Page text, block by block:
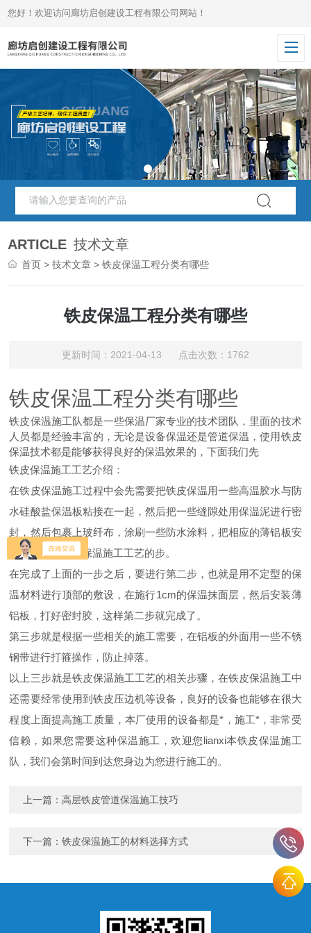
您好！欢迎访问廊坊启创建设工程有限公司网站！
ARTICLE 技术文章
首页 >技术文章 > 铁皮保温工程分类有哪些
铁皮保温工程分类有哪些
更新时间：2021-04-13 点击次数：1762
铁皮保温工程分类有哪些
铁皮保温施工队都是一些保温厂家专业的技术团队，里面的技术
人员都是经验丰富的，无论是设备保温还是管道保温，使用铁皮
保温技术都是能够获得良好的保温效果的，下面我们先
铁皮保温施工工艺介绍：
在铁皮保温施工过程中会先需要把铁皮保温用一些高温胶水与防
水硅酸盐保温板粘接在一起，然后把一些缝隙处用保温泥进行密
封，然后包裹上玻纤布，涂刷一些防水涂料，把相应的薄铝板安
装好，这是铁皮保温施工工艺的步。
在完成了上面的一步之后，要进行第二步，也就是用不定型的保
温材料进行顶部的敷设，在施行1cm的保温抹面层，然后安装薄
铝板，打好密封胶，这样第二步就完成了。
第三步就是根据一些相关的施工需要，在铝板的外面用一些不锈
钢带进行打箍操作，防止掉落。
以上三步就是铁皮保温施工工艺的相关步骤，在铁皮保温施工中
还需要经常使用到铁皮压边机等设备，良好的设备也能够在很大
程度上面提高施工质量，本厂使用的设备都是*，施工*，非常受
信赖，如果您需要这种保温施工，欢迎您lianxi本铁皮保温施工
队，我们会第时间到达您身边为您进行施工的。
上一篇：高层铁皮管道保温施工技巧
下一篇：铁皮保温施工的材料选择方式